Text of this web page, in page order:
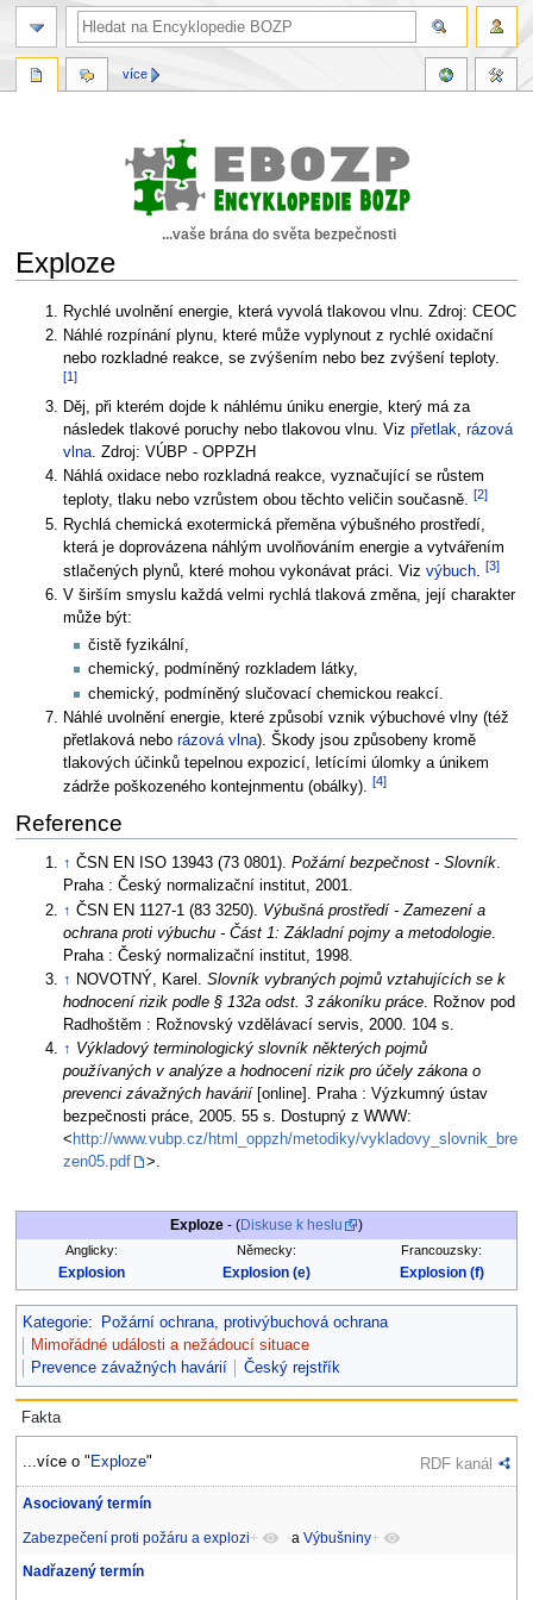
...vaše brána do světa bezpečnosti
Exploze
Skočit
navigaci
Skočit
vyhledávání
Rychlé uvolnění energie, která vyvolá tlakovou vlnu. Zdroj: CEOC
Náhlé rozpínání plynu, které může vyplynout z rychlé oxidační
nebo rozkladné reakce, se zvýšením nebo bez zvýšení teploty.
[1]
Děj, při kterém dojde k náhlému úniku energie, který má za
následek tlakové poruchy nebo tlakovou vlnu. Vizpřetlak,rázová
vlna. Zdroj: VÚBP - OPPZH
Náhlá oxidace nebo rozkladná reakce, vyznačující se růstem
teploty, tlaku nebo vzrůstem obou těchto veličin současně.[2]
Rychlá chemická exotermická přeměna výbušného prostředí,
která je doprovázena náhlým uvolňováním energie a vytvářením
stlačených plynů, které mohou vykonávat práci. Vizvýbuch.[3]
V širším smyslu každá velmi rychlá tlaková změna, její charakter
může být:
čistě fyzikální,
chemický, podmíněný rozkladem látky,
chemický, podmíněný slučovací chemickou reakcí.
Náhlé uvolnění energie, které způsobí vznik výbuchové vlny (též
přetlaková neborázová vlna). Škody jsou způsobeny kromě
tlakových účinků tepelnou expozicí, letícími úlomky a únikem
zádrže poškozeného kontejnmentu (obálky).[4]
Reference
↑ ČSN EN ISO 13943 (73 0801).Požární bezpečnost - Slovník.
Praha : Český normalizační institut, 2001.
↑ ČSN EN 1127-1 (83 3250). Výbušná prostředí - Zamezení a
ochrana proti výbuchu - Část 1: Základní pojmy a metodologie
Praha : Český normalizační institut, 1998.
↑ NOVOTNÝ, Karel.Slovník vybraných pojmů vztahujících se k
hodnocení rizik podle § 132a odst. 3 zákoníku práce. Rožnov pod
Radhoštěm : Rožnovský vzdělávací servis, 2000. 104 s.
↑ Výkladový terminologický slovník některých pojmů
používaných v analýze a hodnocení rizik pro účely zákona o
prevenci závažných havárií [online]. Praha : Výzkumný ústav
bezpečnosti práce, 2005. 55 s. Dostupný z WWW:
< http://www.vubp.cz/html_oppzh/metodiky/vykladovy_slovnik_bre
zen05.pdf
>.
Exploze - (Diskuse k heslu )
Anglicky: Německy: Francouzsky:
Explosion Explosion (e) Explosion (f)
Kategorie:
Požární ochrana, protivýbuchová ochrana
Mimořádné události a nežádoucí situace
Prevence závažných havárií
Český rejstřík
Fakta
...více o " Exploze" RDF kanál
Asociovaný termín
Zabezpečení proti požáru a explozi+ a Výbušniny+
Nadřazený termín
více